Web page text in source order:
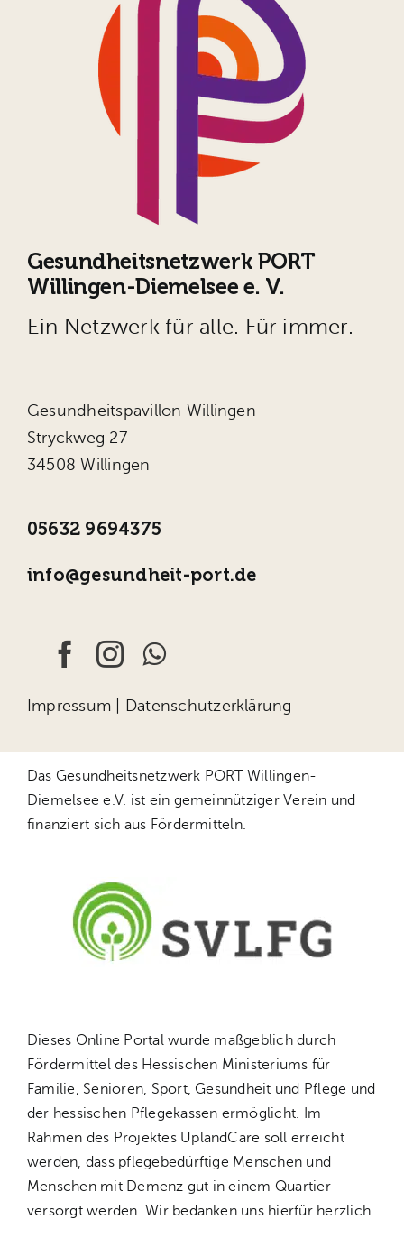
Gesundheitsnetzwerk PORT
Willingen-Diemelsee e. V.
Ein Netzwerk für alle. Für immer.
Gesundheitspavillon Willingen
Stryckweg 27
34508 Willingen
05632 9694375
info@gesundheit-port.de
Impressum Datenschutzerklärung
Das Gesundheitsnetzwerk PORT Willingen-
Diemelsee e.V. ist ein gemeinnütziger Verein und
finanziert sich aus Fördermitteln.
Dieses Online Portal wurde maßgeblich durch
Fördermittel des Hessischen Ministeriums für
Familie, Senioren, Sport, Gesundheit und Pflege und
der hessischen Pflegekassen ermöglicht. Im
Rahmen des Projektes UplandCare soll erreicht
werden, dass pflegebedürftige Menschen und
Menschen mit Demenz gut in einem Quartier
versorgt werden. Wir bedanken uns hierfür herzlich.